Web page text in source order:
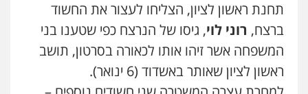
תחנת ראשון לציון, הצליחו לעצור את החשוד
ברצח, רוני לוי, גיסו של הנרצח כפי שטענו בני
המשפחה אשר זיהו אותו לכאורה בסרטון, תושב
ראשון לציון שאותר באשדוד (6 ינואר).